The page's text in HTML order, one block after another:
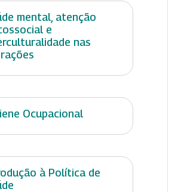
mental, atenção
e
nas
Ocupacional
à Política de